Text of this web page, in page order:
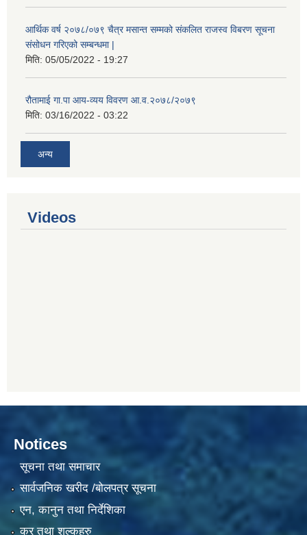
आर्थिक वर्ष २०७८/०७९ चैत्र मसान्त सम्मको संकलित राजस्व विबरण सूचना
संसोधन गरिएको सम्बन्धमा |
मिति: 05/05/2022 - 19:27
रौतामाई गा.पा आय-व्यय विवरण आ.व.२०७८/२०७९
मिति: 03/16/2022 - 03:22
अन्य
Videos
Notices
सूचना तथा समाचार
सार्वजनिक खरीद /बोलपत्र सूचना
एन, कानुन तथा निर्देशिका
कर तथा शुल्कहरु